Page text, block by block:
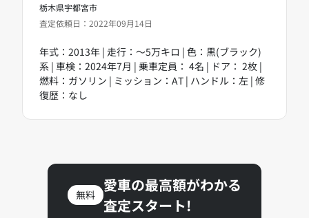
栃木県宇都宮市
査定依頼日：2022年09月14日
年式：2013年 | 走行：～5万キロ | 色：黒(ブラック)
系 | 車検：2024年7月 | 乗車定員： 4名 | ドア： 2枚 |
燃料：ガソリン | ミッション：AT | ハンドル：左 | 修
復歴：なし
無料
愛車の最高額がわかる
査定スタート!